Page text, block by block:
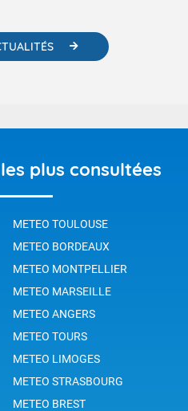
plus consultées
METEO TOULOUSE
METEO BORDEAUX
METEO MONTPELLIER
METEO MARSEILLE
METEO ANGERS
METEO TOURS
METEO LIMOGES
METEO STRASBOURG
METEO BREST